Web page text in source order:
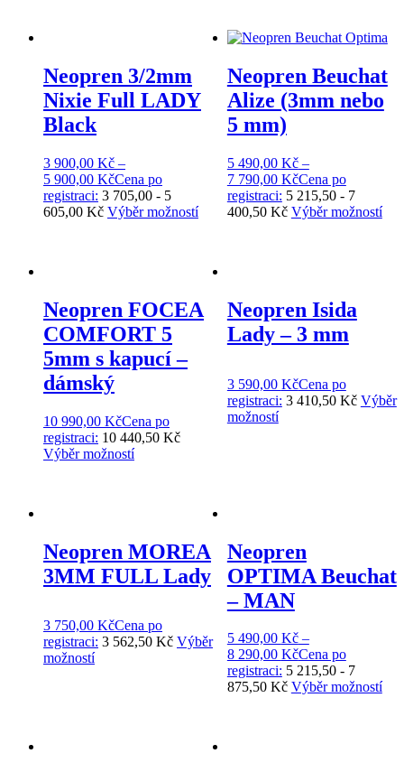
Neopren 3/2mm
Nixie Full LADY
Black
3 900,00 Kč –
5 900,00 KčCena po
registraci: 3 705,00 - 5
605,00 Kč Výběr možností
Neopren Beuchat
Alize (3mm nebo
5 mm)
5 490,00 Kč–
7 790,00 KčCena po
registraci: 5 215,50 - 7
400,50 Kč Výběr možností
Neopren FOCEA
COMFORT 5
5mm s kapucí –
dámský
10 990,00 KčCena po
registraci: 10 440,50 Kč
Výběr možností
Neopren Isida
Lady – 3 mm
3 590,00 KčCena po
registraci: 3 410,50 Kč Výběr
možností
Neopren MOREA
3MM FULL Lady
3 750,00 KčCena po
registraci: 3 562,50 Kč Výběr
možností
Neopren
OPTIMA Beuchat
– MAN
5 490,00 Kč–
8 290,00 KčCena po
registraci: 5 215,50 - 7
875,50 Kč Výběr možností